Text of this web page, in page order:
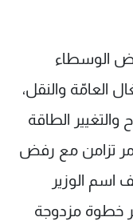
الوسطاء
العامّة والنقل،
والتغيير الطاقة
تزامن مع رفض
اسم الوزير
خطوة مزدوجة